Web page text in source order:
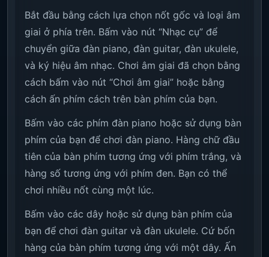
Bắt đầu bằng cách lựa chọn nốt gốc và loại âm
giai ở phía trên. Bấm vào nút “Nhạc cụ” để
chuyển giữa đàn piano, đàn guitar, đàn ukulele,
và ký hiệu âm nhạc. Chơi âm giai đã chọn bằng
cách bấm vào nút “Chơi âm giai” hoặc bằng
cách ấn phím cách trên bàn phím của bạn.
Bấm vào các phím đàn piano hoặc sử dụng bàn
phím của bạn để chơi đàn piano. Hàng chữ đầu
tiên của bàn phím tương ứng với phím trắng, và
hàng số tương ứng với phím đen. Bạn có thể
chơi nhiều nốt cùng một lúc.
Bấm vào các dây hoặc sử dụng bàn phím của
bạn để chơi đàn guitar và đàn ukulele. Cứ bốn
hàng của bàn phím tương ứng với một dây. Ấn